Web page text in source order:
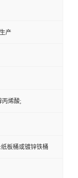
产
丙烯酸;
板桶或镀锌铁桶